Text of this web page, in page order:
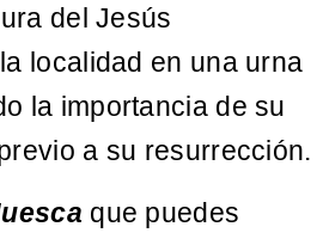
del Jesús
localidad en una urna
la importancia de su
a su resurrección.
que puedes